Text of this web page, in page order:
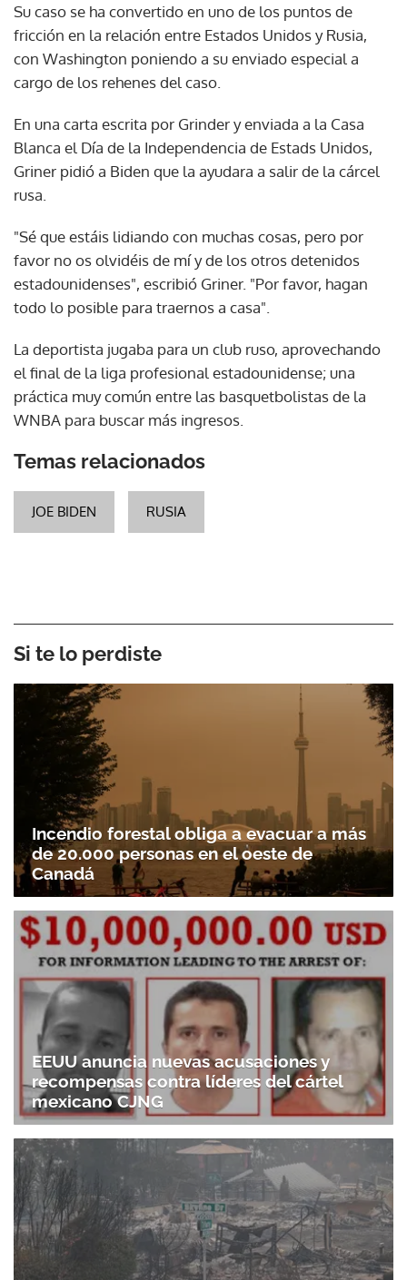
Su caso se ha convertido en uno de los puntos de
fricción en la relación entre Estados Unidos y Rusia,
con Washington poniendo a su enviado especial a
cargo de los rehenes del caso.
En una carta escrita por Grinder y enviada a la Casa
Blanca el Día de la Independencia de Estads Unidos,
Griner pidió a Biden que la ayudara a salir de la cárcel
rusa.
"Sé que estáis lidiando con muchas cosas, pero por
favor no os olvidéis de mí y de los otros detenidos
estadounidenses", escribió Griner. "Por favor, hagan
todo lo posible para traernos a casa".
La deportista jugaba para un club ruso, aprovechando
el final de la liga profesional estadounidense; una
práctica muy común entre las basquetbolistas de la
WNBA para buscar más ingresos.
Temas relacionados
JOE BIDEN RUSIA
Si te lo perdiste
Incendio forestal obliga a evacuar a más
de 20.000 personas en el oeste de
Canadá
EEUU anuncia nuevas acusaciones y
recompensas contra líderes del cártel
mexicano CJNG